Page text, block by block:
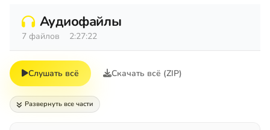
Аудиофайлы
7 файлов 2:27:22
Слушать всё Скачать всё (ZIP)
Развернуть все части